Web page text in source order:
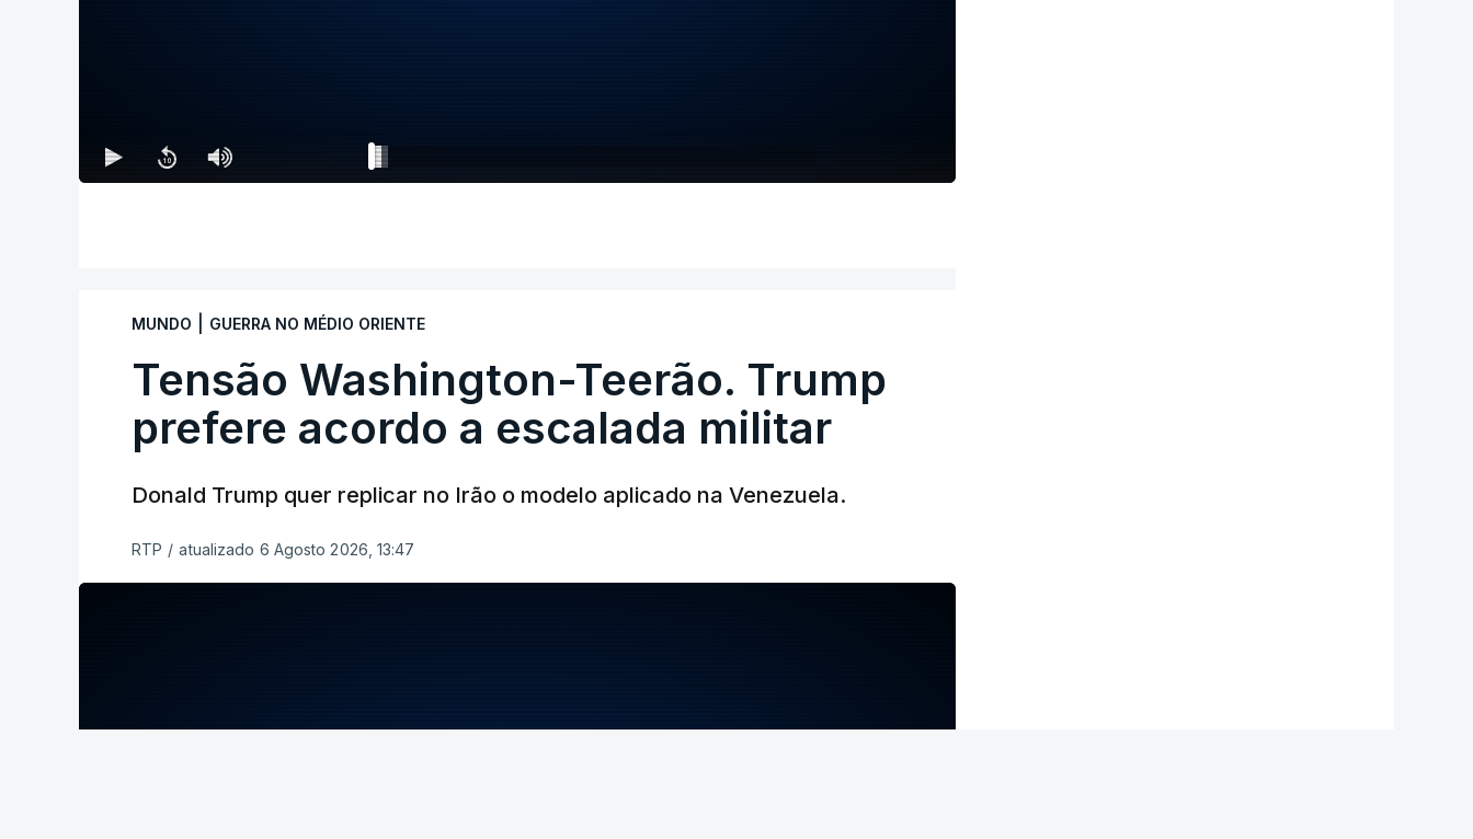
MUNDO GUERRA NO MÉDIO ORIENTE
Tensão Washington-Teerão. Trump
prefere acordo a escalada militar
Donald Trump quer replicar no Irão o modelo aplicado na Venezuela.
RTP / atualizado 6 Agosto 2026, 13:47